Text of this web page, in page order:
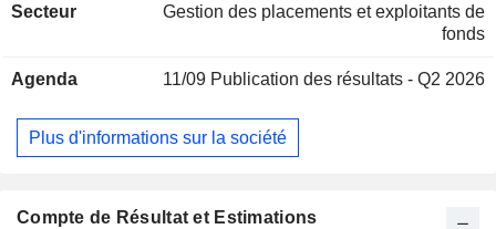
compagnies d'assurance, ainsi que dans l'acquisition
d'investissements dans des entités engagées dans le
Partners SpA fournit des services de conseil dans le secteur
société comprend des entreprises telles que Between Srl,
Datalogic Group, Bolzoni Auramo, Gatti % Co. et Tamburi &
vendu la totalité de sa participation dans Datalogic SpA, soit
Secteur
Gestion des placements et exploitants de
fonds
Agenda 11/09 Publication des résultats - Q2 2026
Plus d'informations sur la société
Compte de Résultat et Estimations